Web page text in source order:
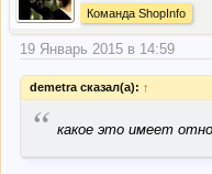
Команда ShopInfo
19 Январь 2015 в 14:59
demetra сказал(а): ↑
“ какое это имеет